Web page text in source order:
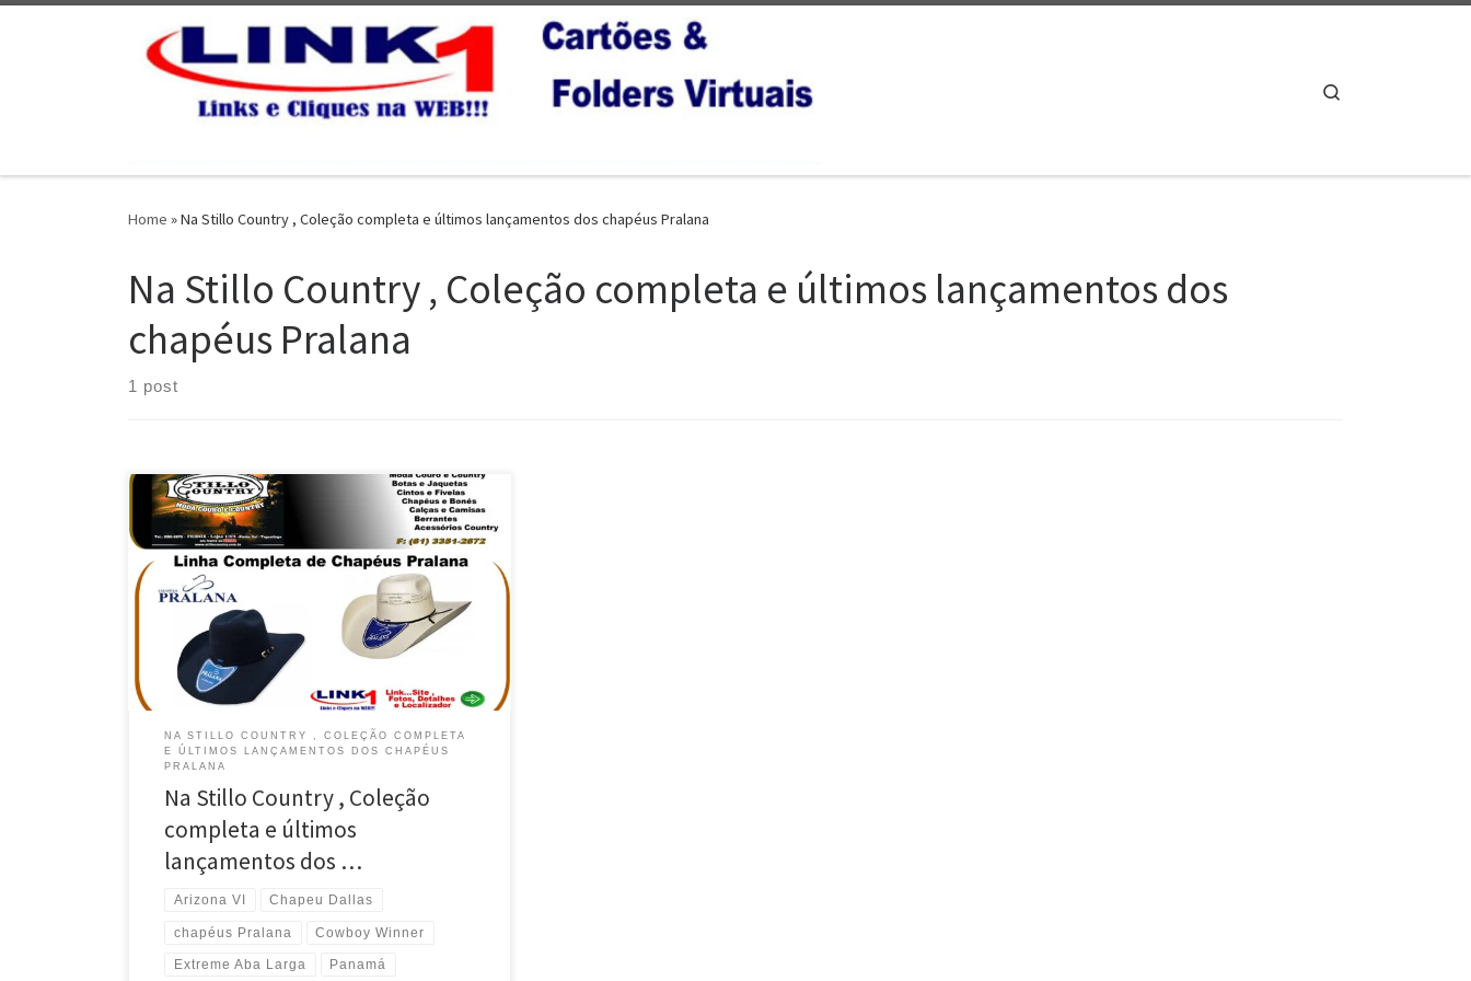
Home »Na Stillo Country , Coleção completa e últimos lançamentos dos chapéus Pralana
Na Stillo Country , Coleção completa e últimos lançamentos dos
chapéus Pralana
1 post
Na Stillo Country, Coleção Completa dos Chapeus
Pralana em Taguatinga / Brasília / DF Linha Completa
dos Chapeus Pralana Extreme Aba Larga em
Taguatinga / Brasília / DF Últimos Lançamentos dos
Chapeus Pralana Extreme Panamá em Taguatinga /
Brasília / DF Coleção Completa dos Chapeus Pralana
Cowboy Winner , Moda […]
NA STILLO COUNTRY , COLEÇÃO COMPLETA
E ÚLTIMOS LANÇAMENTOS DOS CHAPÉUS
PRALANA
Na Stillo Country , Coleção
completa e últimos
lançamentos dos …
Arizona VI Chapeu Dallas
chapéus Pralana Cowboy Winner
Extreme Aba Larga Panamá